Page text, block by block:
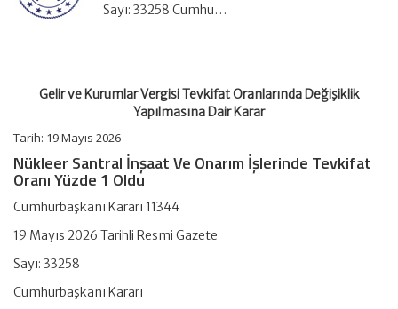
Sayı: 33258 Cumhu…
Gelir ve Kurumlar Vergisi Tevkifat Oranlarında Değişiklik
Yapılmasına Dair Karar
Tarih: 19 Mayıs 2026
Nükleer Santral İnşaat Ve Onarım İşlerinde Tevkifat
Oranı Yüzde 1 Oldu
Cumhurbaşkanı Kararı 11344
19 Mayıs 2026 Tarihli Resmi Gazete
Sayı: 33258
Cumhurbaşkanı Kararı